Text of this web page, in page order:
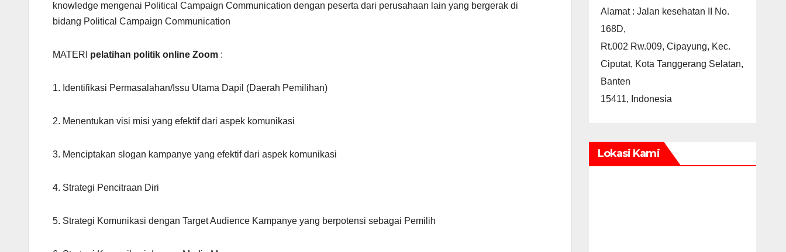
knowledge mengenai Political Campaign Communication dengan peserta dari perusahaan lain yang bergerak di
bidang Political Campaign Communication
MATERI pelatihan politik online Zoom :
1. Identifikasi Permasalahan/Issu Utama Dapil (Daerah Pemilihan)
2. Menentukan visi misi yang efektif dari aspek komunikasi
3. Menciptakan slogan kampanye yang efektif dari aspek komunikasi
4. Strategi Pencitraan Diri
5. Strategi Komunikasi dengan Target Audience Kampanye yang berpotensi sebagai Pemilih
Alamat : Jalan kesehatan II No.
168D,
Rt.002 Rw.009, Cipayung, Kec.
Ciputat, Kota Tanggerang Selatan,
Banten
15411, Indonesia
Lokasi Kami